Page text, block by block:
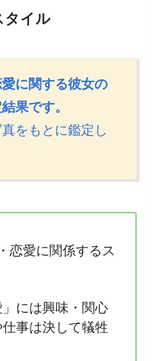
タイル
に関する彼女の
果です。
真をもとに鑑定し
恋愛に関係するス
には興味・関心
事は決して犠牲